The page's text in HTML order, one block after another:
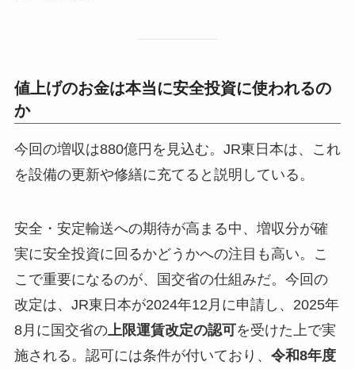
値上げのお金は本当に安全投資に使われるの
か
今回の増収は880億円を見込む。JR東日本は、これ
を設備の更新や修繕に充てると説明している。
安全・安定輸送への期待が高まる中、増収分が確
実に安全投資に回るかどうかへの注目も高い。こ
こで重要になるのが、国交省の仕組みだ。今回の
改定は、JR東日本が2024年12月に申請し、2025年
8月に国交省の上限運賃改定の認可を受けた上で実
施される。認可には条件が付いており、 令和8年度